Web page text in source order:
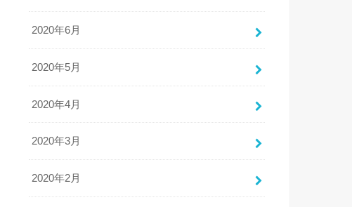
2020年6月
2020年5月
2020年4月
2020年3月
2020年2月